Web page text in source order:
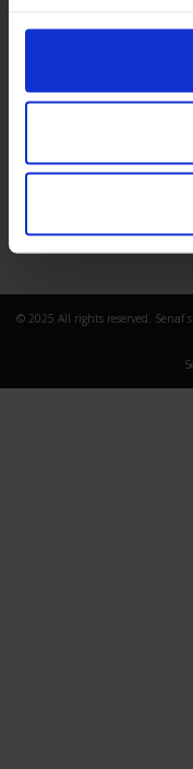
© 2025 All rights reserved. Senaf